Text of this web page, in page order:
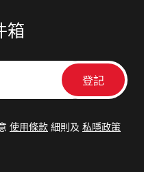
箱
使用條款 細則及 私隱政策